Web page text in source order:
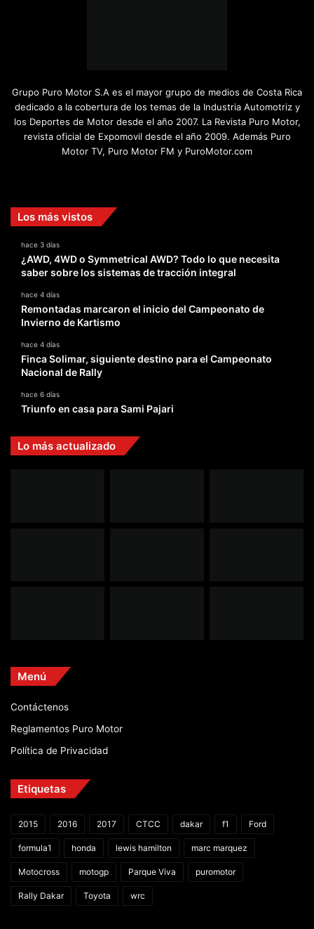
Grupo Puro Motor S.A es el mayor grupo de medios de Costa Rica
dedicado a la cobertura de los temas de la Industria Automotriz y
los Deportes de Motor desde el año 2007. La Revista Puro Motor,
revista oficial de Expomovil desde el año 2009. Además Puro
Motor TV, Puro Motor FM y PuroMotor.com
Los más vistos
hace 3 días
¿AWD, 4WD o Symmetrical AWD? Todo lo que necesita
saber sobre los sistemas de tracción integral
hace 4 días
Remontadas marcaron el inicio del Campeonato de
Invierno de Kartismo
hace 4 días
Finca Solimar, siguiente destino para el Campeonato
Nacional de Rally
hace 6 días
Triunfo en casa para Sami Pajari
Lo más actualizado
Menú
Contáctenos
Reglamentos Puro Motor
Política de Privacidad
Etiquetas
2015 2016 2017 CTCC dakar f1 Ford
formula1 honda lewis hamilton marc marquez
Motocross motogp Parque Viva puromotor
Rally Dakar Toyota wrc